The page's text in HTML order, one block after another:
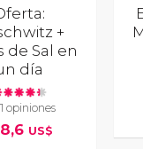
+
de Sal en
día
opiniones
US$